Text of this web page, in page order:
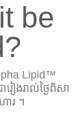
be
Lipid™
ៀងរាល់ថ្ងៃពិសា
រ ។